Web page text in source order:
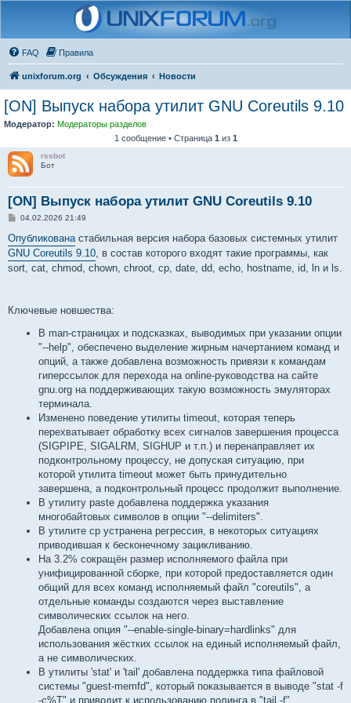
FAQ Правила
unixforum.org Обсуждения Новости
[ON] Выпуск набора утилит GNU Coreutils 9.10
Модератор: Модераторы разделов
1 сообщение • Страница 1 из 1
rssbot
Бот
[ON] Выпуск набора утилит GNU Coreutils 9.10
С
о
б
щ
е
н
04.02.2026 21:49
Опубликованастабильная версия набора базовых системных утилит
GNU Coreutils 9.10, в состав которого входят такие программы, как
sort, cat, chmod, chown, chroot, cp, date, dd, echo, hostname, id, ln и ls.
Ключевые новшества:
В man-страницах и подсказках, выводимых при указании опции
"--help", обеспечено выделение жирным начертанием команд и
опций, а также добавлена возможность привязи к командам
гиперссылок для перехода на online-руководства на сайте
gnu.org на поддерживающих такую возможность эмуляторах
терминала.
Изменено поведение утилиты timeout, которая теперь
перехватывает обработку всех сигналов завершения процесса
(SIGPIPE, SIGALRM, SIGHUP и т.п.) и перенаправляет их
подконтрольному процессу, не допуская ситуацию, при
которой утилита timeout может быть принудительно
завершена, а подконтрольный процесс продолжит выполнение.
В утилиту paste добавлена поддержка указания
многобайтовых символов в опции "--delimiters".
В утилите cp устранена регрессия, в некоторых ситуациях
приводившая к бесконечному зацикливанию.
На 3.2% сокращён размер исполняемого файла при
унифицированной сборке, при которой предоставляется один
общий для всех команд исполняемый файл "coreutils", а
отдельные команды создаются через выставление
символических ссылок на него.
Добавлена опция "--enable-single-binary=hardlinks" для
использования жёстких ссылок на единый исполняемый файл,
а не символических.
В утилиты 'stat' и 'tail' добавлена поддержка типа файловой
системы "guest-memfd", который показывается в выводе "stat -f
-c%T" и приводит к использованию полинга в "tail -f".